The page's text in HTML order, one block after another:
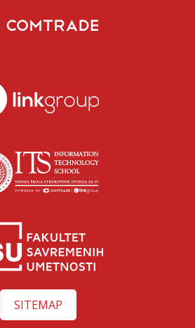
Katanić savetnicom za upis –
SITEMAP